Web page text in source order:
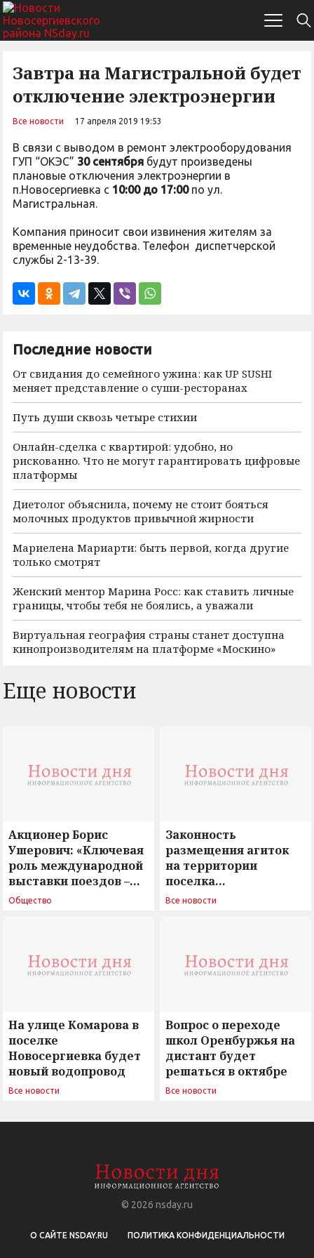
Завтра на Магистральной будет
отключение электроэнергии
Все новости 17 апреля 2019 19:53
В связи с выводом в ремонт электрооборудования
ГУП “ОКЭС” 30 сентября будут произведены
плановые отключения электроэнергии в
п.Новосергиевка c 10:00 до 17:00по ул.
Магистральная.
Компания приносит свои извинения жителям за
временные неудобства. Телефон диспетчерской
службы 2-13-39.
Последние новости
От свидания до семейного ужина: как UP SUSHI
меняет представление о суши-ресторанах
Путь души сквозь четыре стихии
Онлайн-сделка с квартирой: удобно, но
рискованно. Что не могут гарантировать цифровые
платформы
Диетолог объяснила, почему не стоит бояться
молочных продуктов привычной жирности
Мариелена Мариарти: быть первой, когда другие
только смотрят
Женский ментор Марина Росс: как ставить личные
границы, чтобы тебя не боялись, а уважали
Виртуальная география страны станет доступна
кинопроизводителям на платформе «Москино»
Еще новости
Акционер Борис
Ушерович: «Ключевая
роль международной
выставки поездов –
поиск ответов на
Общество
Законность
размещения агиток
на территории
поселка
Новосергиевка
Все новости
На улице Комарова в
поселке
Новосергиевка будет
новый водопровод
Все новости
Вопрос о переходе
школ Оренбуржья на
дистант будет
решаться в октябре
Все новости
© 2026 nsday.ru
О САЙТЕ NSDAY.RU ПОЛИТИКА КОНФИДЕНЦИАЛЬНОСТИ